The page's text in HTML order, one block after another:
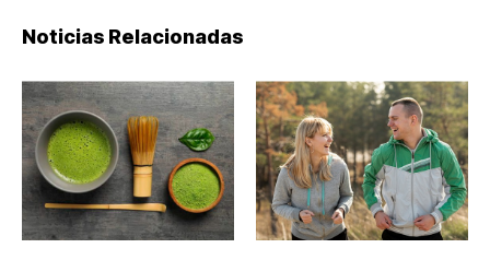
Noticias Relacionadas